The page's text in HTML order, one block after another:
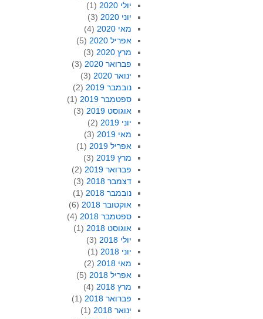
יולי 2020
(1)
יוני 2020
(3)
מאי 2020
(4)
אפריל 2020
(5)
מרץ 2020
(3)
פברואר 2020
(3)
ינואר 2020
(3)
נובמבר 2019
(2)
ספטמבר 2019
(1)
אוגוסט 2019
(3)
יוני 2019
(2)
מאי 2019
(3)
אפריל 2019
(1)
מרץ 2019
(3)
פברואר 2019
(2)
דצמבר 2018
(3)
נובמבר 2018
(1)
אוקטובר 2018
(6)
ספטמבר 2018
(4)
אוגוסט 2018
(1)
יולי 2018
(3)
יוני 2018
(1)
מאי 2018
(2)
אפריל 2018
(5)
מרץ 2018
(4)
פברואר 2018
(1)
ינואר 2018
(1)